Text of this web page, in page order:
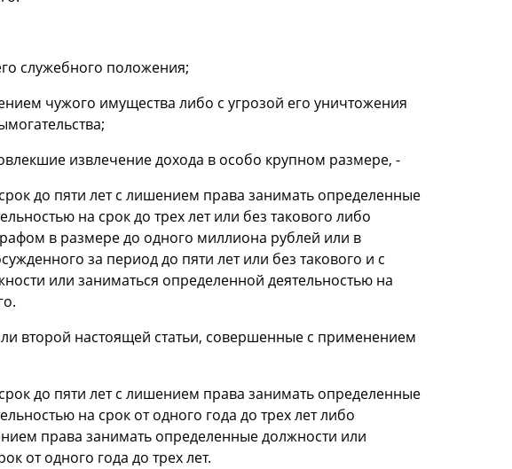
служебного положения;
чужого имущества либо с угрозой его уничтожения
извлечение дохода в особо крупном размере, -
до пяти лет с лишением права занимать определенные
на срок до трех лет или без такового либо
в размере до одного миллиона рублей или в
за период до пяти лет или без такового и с
или заниматься определенной деятельностью на
второй настоящей статьи, совершенные с применением
до пяти лет с лишением права занимать определенные
на срок от одного года до трех лет либо
права занимать определенные должности или
от одного года до трех лет.